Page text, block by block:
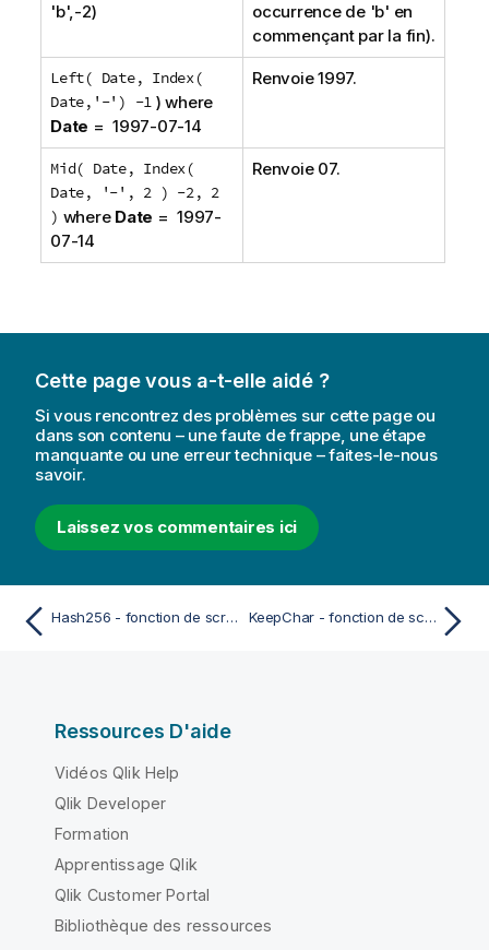
'b',-2)
occurrence de 'b' en
commençant par la fin).
Left( Date, Index(
Date,'-') -1 ) where
Date = 1997-07-14
Renvoie 1997.
Mid( Date, Index(
Date, '-', 2 ) -2, 2
) where Date = 1997-
07-14
Renvoie 07.
Cette page vous a-t-elle aidé ?
Si vous rencontrez des problèmes sur cette page ou
dans son contenu – une faute de frappe, une étape
manquante ou une erreur technique – faites-le-nous
savoir.
Laissez vos commentaires ici
Hash256 - fonction de script et fonction de graphique KeepChar - fonction de script et fonction de graphique
Ressources D'aide
Vidéos Qlik Help
Qlik Developer
Formation
Apprentissage Qlik
Qlik Customer Portal
Bibliothèque des ressources